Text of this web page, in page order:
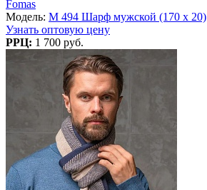
Fomas
Модель: M 494 Шарф мужской (170 x 20)
Узнать оптовую цену
РРЦ: 1 700 руб.